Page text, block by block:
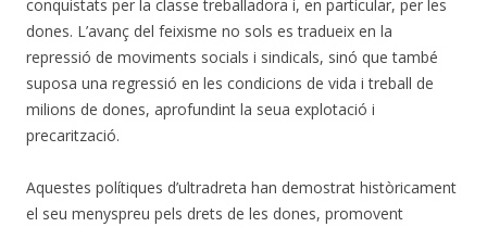
conquistats per la classe treballadora i, en particular, per les
dones. L’avanç del feixisme no sols es tradueix en la
repressió de moviments socials i sindicals, sinó que també
suposa una regressió en les condicions de vida i treball de
milions de dones, aprofundint la seua explotació i
precarització.
Aquestes polítiques d’ultradreta han demostrat històricament
el seu menyspreu pels drets de les dones, promovent